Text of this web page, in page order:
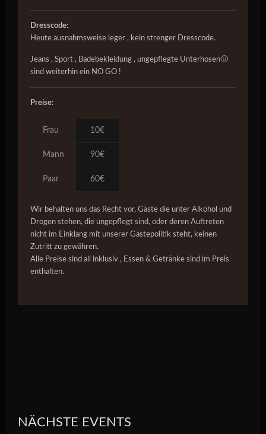
Dresscode:
Heute ausnahmsweise leger , kein strenger Dresscode.
Jeans , Sport , Badebekleidung , ungepflegte Unterhosen🤢
sind weiterhin ein NO GO !
Preise:
Frau 10€
Mann 90€
Paar 60€
Wir behalten uns das Recht vor, Gäste die unter Alkohol und
Drogen stehen, die ungepflegt sind, oder deren Auftreten
nicht im Einklang mit unserer Gästepolitik steht, keinen
Zutritt zu gewähren.
Alle Preise sind all inklusiv , Essen & Getränke sind im Preis
enthalten.
NÄCHSTE EVENTS